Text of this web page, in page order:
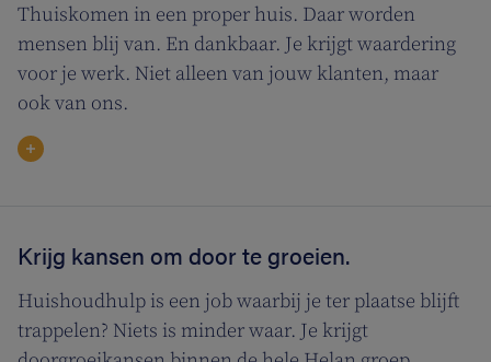
Thuiskomen in een proper huis. Daar worden
mensen blij van. En dankbaar. Je krijgt waardering
voor je werk. Niet alleen van jouw klanten, maar
ook van ons.
Krijg kansen om door te groeien.
Huishoudhulp is een job waarbij je ter plaatse blijft
trappelen? Niets is minder waar. Je krijgt